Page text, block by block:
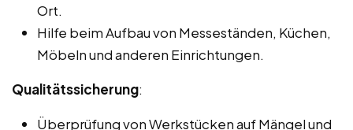
Ort.
Hilfe beim Aufbau von Messeständen, Küchen,
Möbeln und anderen Einrichtungen.
Qualitätssicherung:
Überprüfung von Werkstücken auf Mängel und